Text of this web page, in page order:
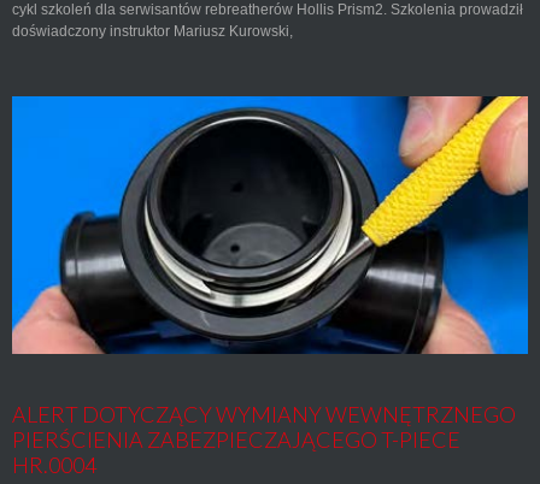
cykl szkoleń dla serwisantów rebreatherów Hollis Prism2. Szkolenia prowadził
doświadczony instruktor Mariusz Kurowski,
ALERT DOTYCZĄCY WYMIANY WEWNĘTRZNEGO
PIERŚCIENIA ZABEZPIECZAJĄCEGO T-PIECE
HR.0004